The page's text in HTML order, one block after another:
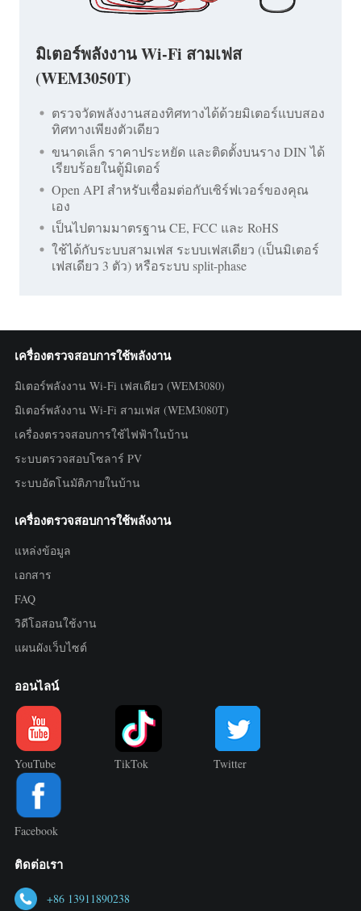
มิเตอร์พลังงาน Wi-Fi สามเฟส
(WEM3050T)
ตรวจวัดพลังงานสองทิศทางได้ด้วยมิเตอร์แบบสอง
ทิศทางเพียงตัวเดียว
ขนาดเล็ก ราคาประหยัด และติดตั้งบนราง DIN ได้
เรียบร้อยในตู้มิเตอร์
Open API สำหรับเชื่อมต่อกับเซิร์ฟเวอร์ของคุณ
เอง
เป็นไปตามมาตรฐาน CE, FCC และ RoHS
ใช้ได้กับระบบสามเฟส ระบบเฟสเดียว (เป็นมิเตอร์
เฟสเดียว 3 ตัว) หรือระบบ split-phase
เครื่องตรวจสอบการใช้พลังงาน
มิเตอร์พลังงาน Wi-Fi เฟสเดียว (WEM3080)
มิเตอร์พลังงาน Wi-Fi สามเฟส (WEM3080T)
เครื่องตรวจสอบการใช้ไฟฟ้าในบ้าน
ระบบตรวจสอบโซลาร์ PV
ระบบอัตโนมัติภายในบ้าน
เครื่องตรวจสอบการใช้พลังงาน
แหล่งข้อมูล
เอกสาร
FAQ
วิดีโอสอนใช้งาน
แผนผังเว็บไซต์
ออนไลน์
YouTube TikTok Twitter
Facebook
ติดต่อเรา
+86 13911890238